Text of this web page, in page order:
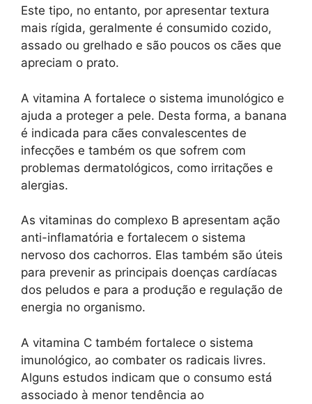
Este tipo, no entanto, por apresentar textura
mais rígida, geralmente é consumido cozido,
assado ou grelhado e são poucos os cães que
apreciam o prato.
A vitamina A fortalece o sistema imunológico e
ajuda a proteger a pele. Desta forma, a banana
é indicada para cães convalescentes de
infecções e também os que sofrem com
problemas dermatológicos, como irritações e
alergias.
As vitaminas do complexo B apresentam ação
anti-inflamatória e fortalecem o sistema
nervoso dos cachorros. Elas também são úteis
para prevenir as principais doenças cardíacas
dos peludos e para a produção e regulação de
energia no organismo.
A vitamina C também fortalece o sistema
imunológico, ao combater os radicais livres.
Alguns estudos indicam que o consumo está
associado à menor tendência ao